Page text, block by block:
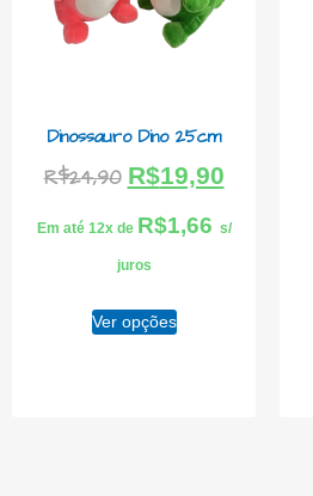
Dinossauro Dino 25cm
R$24,90 R$19,90
Em até 12x de R$1,66 s/
juros
Ver opções